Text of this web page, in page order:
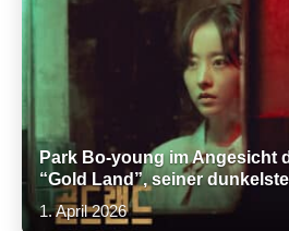
Park Bo-young im Angesicht
“Gold Land”, seiner
1. April 2026